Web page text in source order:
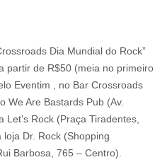
Dia Mundial do Rock”
partir de R$50 (meia no primeiro
Eventim , no Bar Crossroads
We Are Bastards Pub (Av.
Rock (Praça Tiradentes,
Dr. Rock (Shopping
Barbosa, 765 – Centro).